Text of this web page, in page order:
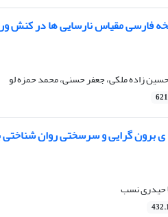
فارسی مقیاس نارسایی ها در کنش
زاده ملکی، جعفر حسنی، محمد حمزه لو
برون گرایی و سرسختی روان
حیدری نسب